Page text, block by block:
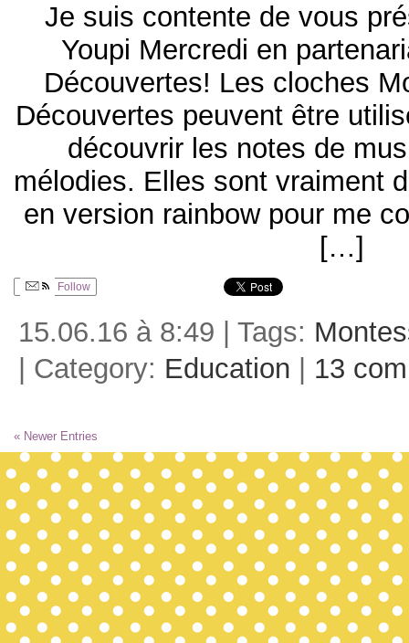
Je suis contente de vous
Youpi Mercredi en
Découvertes! Les cloches
Découvertes peuvent être
découvrir les notes de
mélodies. Elles sont vraiment
en version rainbow pour me
[…]
Follow
15.06.16 à 8:49 | Tags:
| Category: Education 13
« Newer Entries